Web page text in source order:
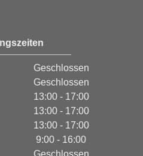
Geschlossen
Geschlossen
13:00 - 17:00
13:00 - 17:00
13:00 - 17:00
9:00 - 16:00
Geschlossen